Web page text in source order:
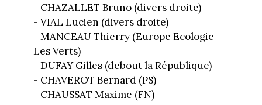
- CHAZALLET Bruno (divers droite)
- VIAL Lucien (divers droite)
- MANCEAU Thierry (Europe Ecologie-
Les Verts)
- DUFAY Gilles (debout la République)
- CHAVEROT Bernard (PS)
- CHAUSSAT Maxime (FN)